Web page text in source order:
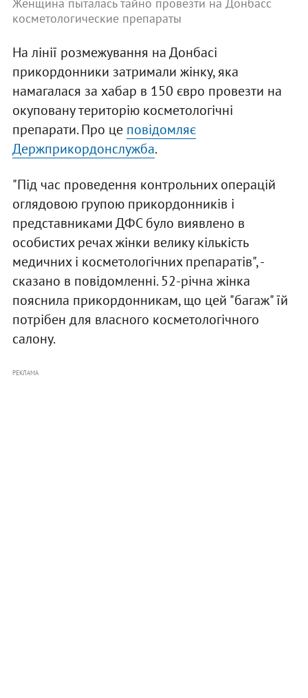
косметологические препараты
На лінії розмежування на Донбасі
прикордонники затримали жінку, яка
намагалася за хабар в 150 євро провезти на
окуповану територію косметологічні
препарати. Про це повідомляє
Держприкордонслужба.
"Під час проведення контрольних операцій
оглядовою групою прикордонників і
представниками ДФС було виявлено в
особистих речах жінки велику кількість
медичних і косметологічних препаратів", -
сказано в повідомленні. 52-річна жінка
пояснила прикордонникам, що цей "багаж" їй
потрібен для власного косметологічного
салону.
РЕКЛАМА